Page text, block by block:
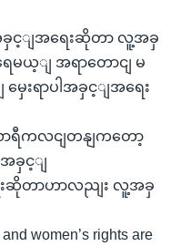
ခှင့ျအရေးဆိုတာ လူ့အခှ
ေမယ့ျ အရာတောငျ မ
ေးရာပါအခှင့ျအရေး
ာရီကလငျတနျကတော့
ခှင့ျ
းဆိုတာဟာလညျး လူ့အခှ
women’s rights are